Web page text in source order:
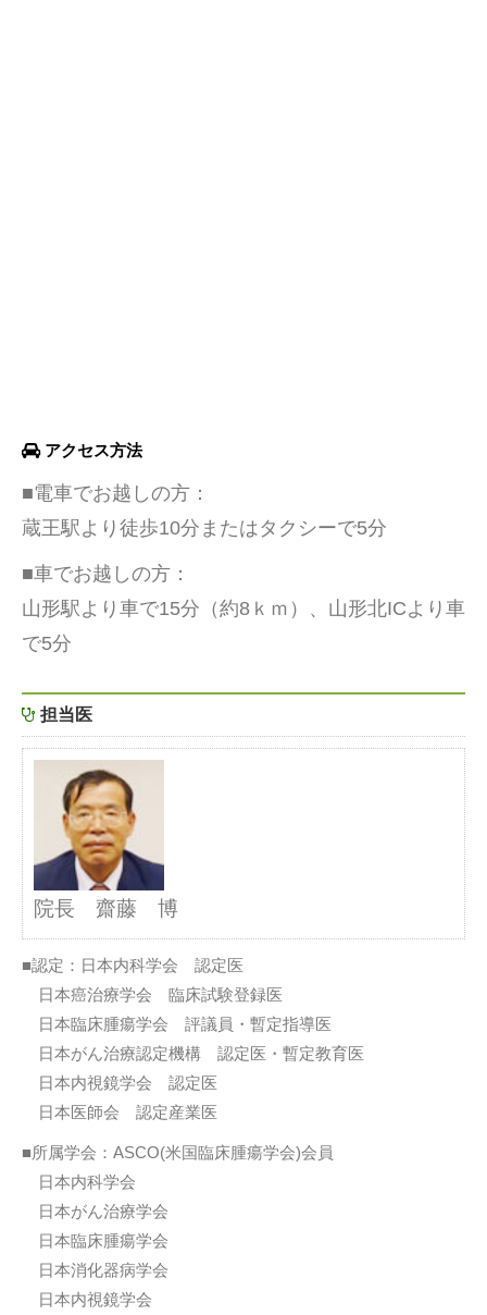
アクセス方法
■電車でお越しの方：
蔵王駅より徒歩10分またはタクシーで5分
■車でお越しの方：
山形駅より車で15分（約8ｋｍ）、山形北ICより車
で5分
担当医
院長 齋藤 博
■認定：日本内科学会 認定医
日本癌治療学会 臨床試験登録医
日本臨床腫瘍学会 評議員・暫定指導医
日本がん治療認定機構 認定医・暫定教育医
日本内視鏡学会 認定医
日本医師会 認定産業医
■所属学会：ASCO(米国臨床腫瘍学会)会員
日本内科学会
日本がん治療学会
日本臨床腫瘍学会
日本消化器病学会
日本内視鏡学会